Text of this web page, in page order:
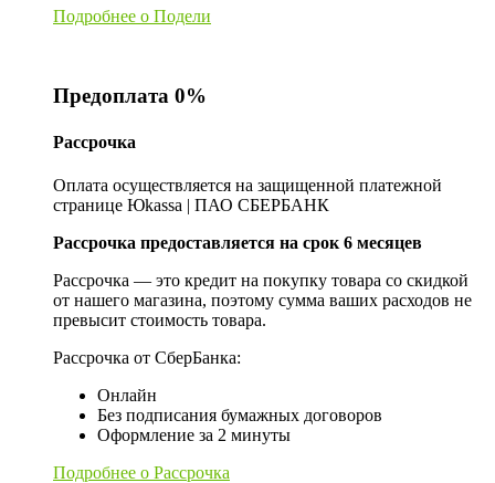
Подробнее о Подели
Предоплата 0%
Рассрочка
Оплата осуществляется на защищенной платежной
странице Юkassa | ПАО СБЕРБАНК
Рассрочка предоставляется на срок 6 месяцев
Рассрочка — это кредит на покупку товара со скидкой
от нашего магазина, поэтому сумма ваших расходов не
превысит стоимость товара.
Рассрочка от СберБанка:
Онлайн
Без подписания бумажных договоров
Оформление за 2 минуты
Подробнее о Рассрочка